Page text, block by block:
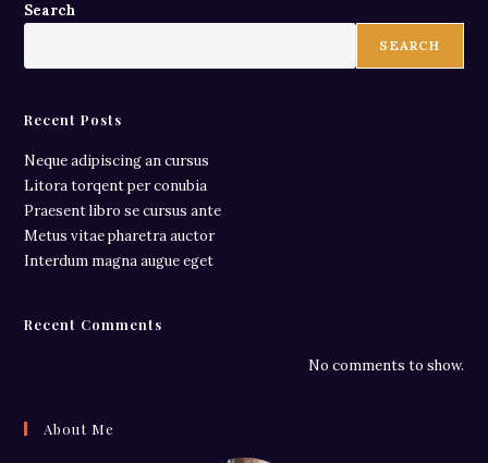
Search
SEARCH
Recent Posts
Neque adipiscing an cursus
Litora torqent per conubia
Praesent libro se cursus ante
Metus vitae pharetra auctor
Interdum magna augue eget
Recent Comments
No comments to show.
About Me